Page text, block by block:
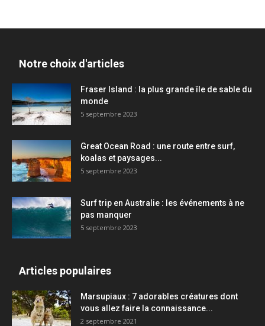
Notre choix d'articles
Fraser Island : la plus grande île de sable du
monde
5 septembre 2023
Great Ocean Road : une route entre surf,
koalas et paysages...
5 septembre 2023
Surf trip en Australie : les événements à ne
pas manquer
5 septembre 2023
Articles populaires
Marsupiaux : 7 adorables créatures dont
vous allez faire la connaissance...
2 septembre 2021